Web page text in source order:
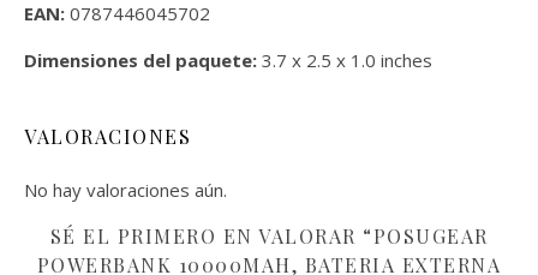
EAN: 0787446045702
Dimensiones del paquete: 3.7 x 2.5 x 1.0 inches
VALORACIONES
No hay valoraciones aún.
SÉ EL PRIMERO EN VALORAR “POSUGEAR
POWERBANK 10000MAH, BATERIA EXTERNA